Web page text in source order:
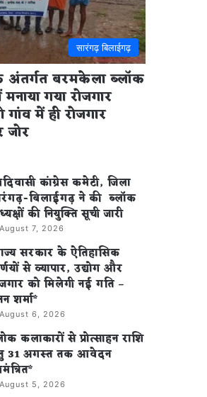
सारंगढ़ बिलाईगढ़
अंतर्गत बरमकेला ब्लॉक
गया रोजगार
गांव में ही रोजगार
जोर
कांग्रेस कमेटी, जिला
बिलाईगढ़ ने की ब्लॉक
की नियुक्ति सूची जारी
August 7, 2026
सरकार के ऐतिहासिक
से व्यापार, उद्योग और
को मिलेगी नई गति –
शर्मा*
August 6, 2026
कलाकारों से प्रोत्साहन राशि
31 अगस्त तक आवेदन
August 5, 2026